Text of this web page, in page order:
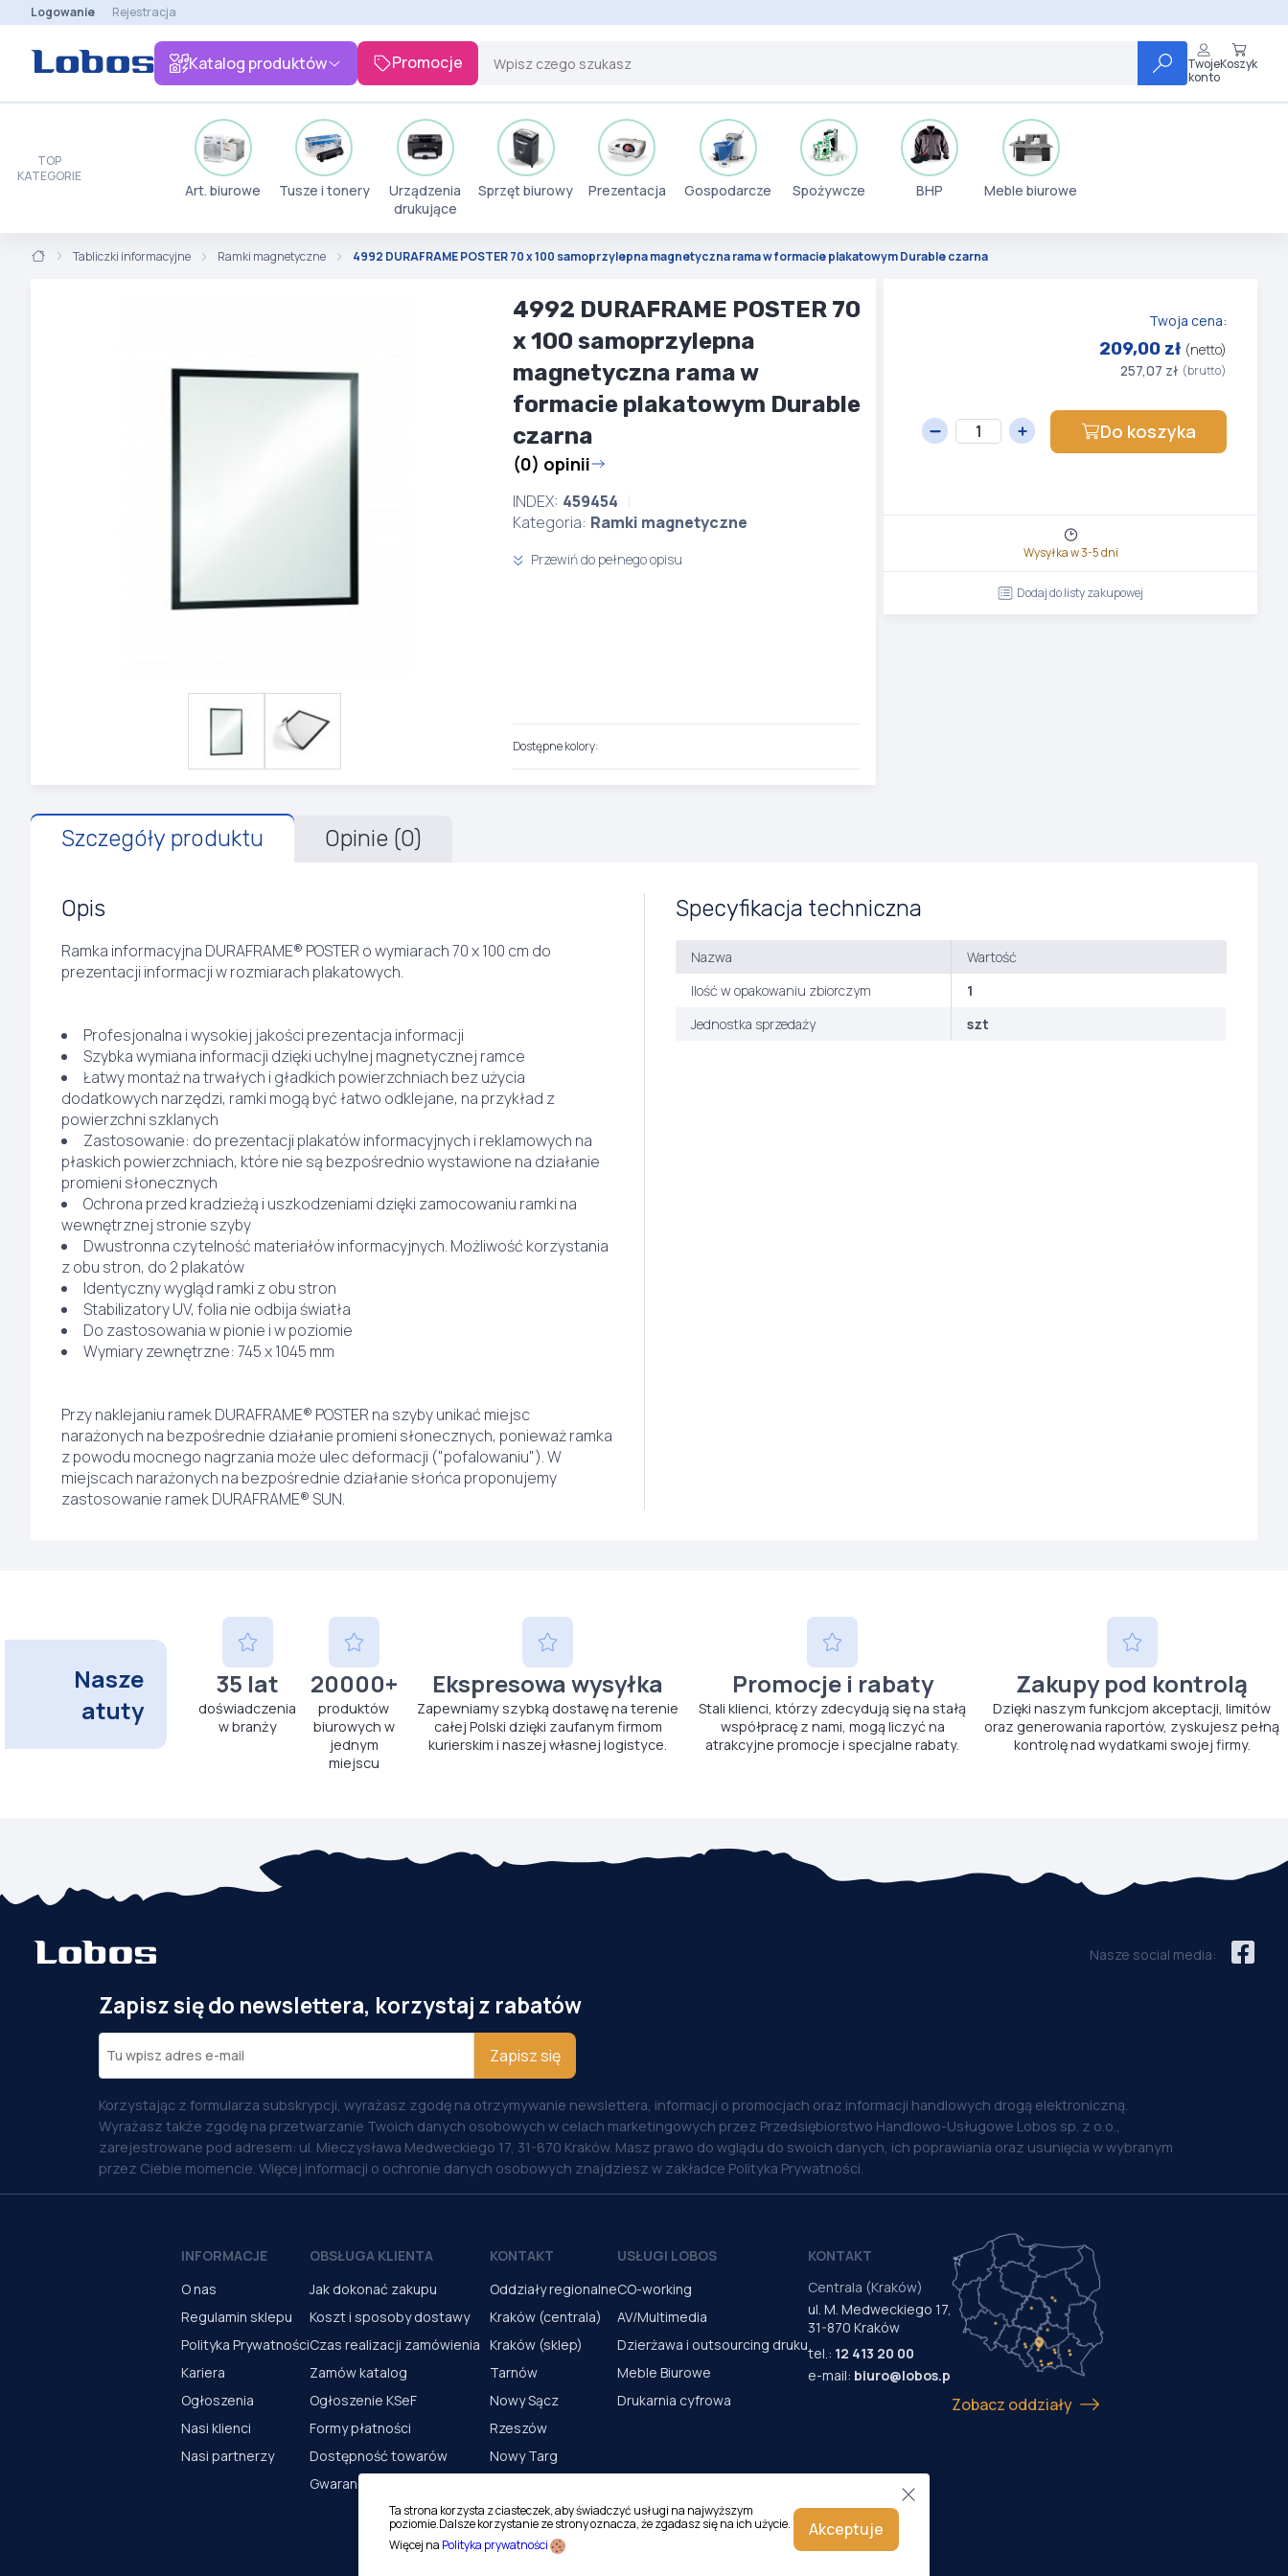
Logowanie Rejestracja
Katalog produktów Promocje
Twoje
konto
Koszyk
TOP
KATEGORIE
Art. biurowe Tusze i tonery
Urządzenia
drukujące
Sprzęt biurowy Prezentacja Gospodarcze Spożywcze BHP Meble biurowe
Tabliczki informacyjne Ramki magnetyczne 4992 DURAFRAME POSTER 70 x 100 samoprzylepna magnetyczna rama w formacie plakatowym Durable czarna
4992 DURAFRAME POSTER 70
x 100 samoprzylepna
magnetyczna rama w
formacie plakatowym Durable
czarna
(0) opinii
INDEX: 459454
Kategoria: Ramki magnetyczne
Przewiń do pełnego opisu
Dostępne kolory:
Twoja cena:
209,00 zł (netto)
257,07 zł (brutto)
Do koszyka
Wysyłka w 3-5 dni
Dodaj do listy zakupowej
Szczegóły produktu Opinie (0)
Opis
Ramka informacyjna DURAFRAME® POSTER o wymiarach 70 x 100 cm do
prezentacji informacji w rozmiarach plakatowych.
Profesjonalna i wysokiej jakości prezentacja informacji
Szybka wymiana informacji dzięki uchylnej magnetycznej ramce
Łatwy montaż na trwałych i gładkich powierzchniach bez użycia
dodatkowych narzędzi, ramki mogą być łatwo odklejane, na przykład z
powierzchni szklanych
Zastosowanie: do prezentacji plakatów informacyjnych i reklamowych na
płaskich powierzchniach, które nie są bezpośrednio wystawione na działanie
promieni słonecznych
Ochrona przed kradzieżą i uszkodzeniami dzięki zamocowaniu ramki na
wewnętrznej stronie szyby
Dwustronna czytelność materiałów informacyjnych. Możliwość korzystania
z obu stron, do 2 plakatów
Identyczny wygląd ramki z obu stron
Stabilizatory UV, folia nie odbija światła
Do zastosowania w pionie i w poziomie
Wymiary zewnętrzne: 745 x 1045 mm
Przy naklejaniu ramek DURAFRAME® POSTER na szyby unikać miejsc
narażonych na bezpośrednie działanie promieni słonecznych, ponieważ ramka
z powodu mocnego nagrzania może ulec deformacji ("pofalowaniu"). W
miejscach narażonych na bezpośrednie działanie słońca proponujemy
zastosowanie ramek DURAFRAME® SUN.
Specyfikacja techniczna
Nazwa
Wartość
Ilość w opakowaniu zbiorczym
1
Jednostka sprzedaży
szt
Nasze
atuty
35 lat
doświadczenia
w branży
20000+
produktów
biurowych w
jednym
miejscu
Ekspresowa wysyłka
Zapewniamy szybką dostawę na terenie
całej Polski dzięki zaufanym firmom
kurierskim i naszej własnej logistyce.
Promocje i rabaty
Stali klienci, którzy zdecydują się na stałą
współpracę z nami, mogą liczyć na
atrakcyjne promocje i specjalne rabaty.
Zakupy pod kontrolą
Dzięki naszym funkcjom akceptacji, limitów
oraz generowania raportów, zyskujesz pełną
kontrolę nad wydatkami swojej firmy.
Nasze social media:
Zapisz się do newslettera, korzystaj z rabatów
Zapisz się
Korzystając z formularza subskrypcji, wyrażasz zgodę na otrzymywanie newslettera, informacji o promocjach oraz informacji handlowych drogą elektroniczną.
Wyrażasz także zgodę na przetwarzanie Twoich danych osobowych w celach marketingowych przez Przedsiębiorstwo Handlowo-Usługowe Lobos sp. z o.o.,
zarejestrowane pod adresem: ul. Mieczysława Medweckiego 17, 31-870 Kraków. Masz prawo do wglądu do swoich danych, ich poprawiania oraz usunięcia w wybranym
przez Ciebie momencie. Więcej informacji o ochronie danych osobowych znajdziesz w zakładce Polityka Prywatności.
INFORMACJE
O nas
Regulamin sklepu
Polityka Prywatności
Kariera
Ogłoszenia
Nasi klienci
Nasi partnerzy
OBSŁUGA KLIENTA
Jak dokonać zakupu
Koszt i sposoby dostawy
Czas realizacji zamówienia
Zamów katalog
Ogłoszenie KSeF
Formy płatności
Dostępność towarów
Gwarancja i serwis urządzeń
KONTAKT
Oddziały regionalne
Kraków (centrala)
Kraków (sklep)
Tarnów
Nowy Sącz
Rzeszów
Nowy Targ
Katowice
Magazyn Kraków
USŁUGI LOBOS
CO-working
AV/Multimedia
Dzierżawa i outsourcing druku
Meble Biurowe
Drukarnia cyfrowa
KONTAKT
Centrala (Kraków)
ul. M. Medweckiego 17,
31-870 Kraków
tel.: 12 413 20 00
e-mail: biuro@lobos.pl
Zobacz oddziały
Ta strona korzysta z ciasteczek, aby świadczyć usługi na najwyższym
poziomie.Dalsze korzystanie ze strony oznacza, że zgadasz się na ich użycie.
Więcej na Polityka prywatności
Akceptuje